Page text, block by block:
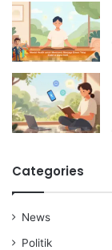
Categories
News
Politik